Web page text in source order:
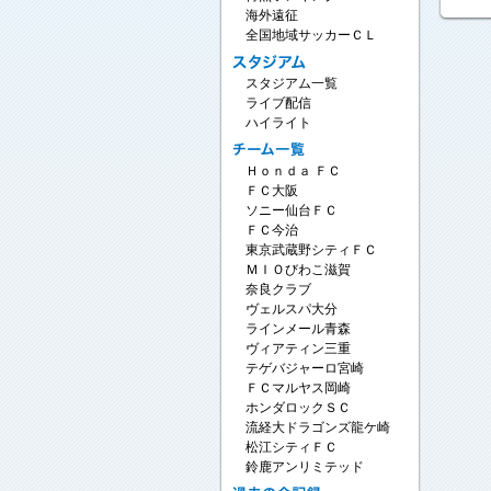
海外遠征
全国地域サッカーＣＬ
スタジアム一覧
ライブ配信
ハイライト
Ｈｏｎｄａ ＦＣ
ＦＣ大阪
ソニー仙台ＦＣ
ＦＣ今治
東京武蔵野シティＦＣ
ＭＩＯびわこ滋賀
奈良クラブ
ヴェルスパ大分
ラインメール青森
ヴィアティン三重
テゲバジャーロ宮崎
ＦＣマルヤス岡崎
ホンダロックＳＣ
流経大ドラゴンズ龍ケ崎
松江シティＦＣ
鈴鹿アンリミテッド